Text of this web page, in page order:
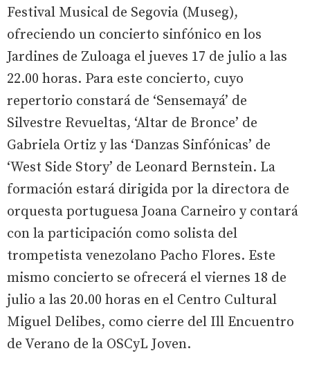
Festival Musical de Segovia (Museg),
ofreciendo un concierto sinfónico en los
Jardines de Zuloaga el jueves 17 de julio a las
22.00 horas. Para este concierto, cuyo
repertorio constará de ‘Sensemayá’ de
Silvestre Revueltas, ‘Altar de Bronce’ de
Gabriela Ortiz y las ‘Danzas Sinfónicas’ de
‘West Side Story’ de Leonard Bernstein. La
formación estará dirigida por la directora de
orquesta portuguesa Joana Carneiro y contará
con la participación como solista del
trompetista venezolano Pacho Flores. Este
mismo concierto se ofrecerá el viernes 18 de
julio a las 20.00 horas en el Centro Cultural
Miguel Delibes, como cierre del Ill Encuentro
de Verano de la OSCyL Joven.